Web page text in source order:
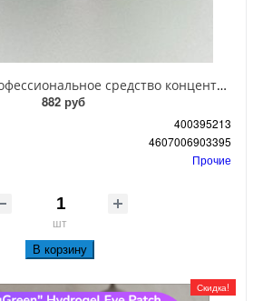
Циперметрин Профессиональное средство концентрат эмульсии 25% для уничтожения тараканов, мух,комаров, блох, клопов, муравьев, ос 50 мл
882 руб
400395213
4607006903395
Прочие
шт
В корзину
Скидка!